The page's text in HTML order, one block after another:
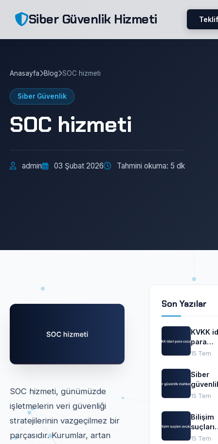
Siber Güvenlik Hizmeti
Anasayfa Blog SOC hizmeti
Siber Güvenlik
SOC hizmeti
admin 03 Şubat 2026 Tahmini okuma: 5 dk
SOC hizmeti, günümüzde
işletmelerin veri güvenliği
stratejilerinin vazgeçilmez bir
parçasıdır. Kurumlar, artan
Son Yazılar
KVKK
para
15 Tem
Siber
15 Tem
Bilişim
suçları
avukatı
15 Tem